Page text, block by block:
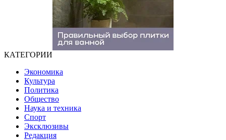
КАТЕГОРИИ
Экономика
Культура
Политика
Общество
Наука и техника
Спорт
Эксклюзивы
Редакция